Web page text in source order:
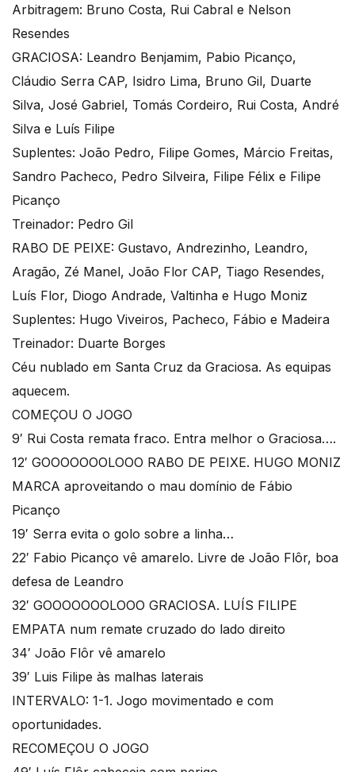
Arbitragem: Bruno Costa, Rui Cabral e Nelson
Resendes
GRACIOSA: Leandro Benjamim, Pabio Picanço,
Cláudio Serra CAP, Isidro Lima, Bruno Gil, Duarte
Silva, José Gabriel, Tomás Cordeiro, Rui Costa, André
Silva e Luís Filipe
Suplentes: João Pedro, Filipe Gomes, Márcio Freitas,
Sandro Pacheco, Pedro Silveira, Filipe Félix e Filipe
Picanço
Treinador: Pedro Gil
RABO DE PEIXE: Gustavo, Andrezinho, Leandro,
Aragão, Zé Manel, João Flor CAP, Tiago Resendes,
Luís Flor, Diogo Andrade, Valtinha e Hugo Moniz
Suplentes: Hugo Viveiros, Pacheco, Fábio e Madeira
Treinador: Duarte Borges
Céu nublado em Santa Cruz da Graciosa. As equipas
aquecem.
COMEÇOU O JOGO
9′ Rui Costa remata fraco. Entra melhor o Graciosa….
12′ GOOOOOOOLOOO RABO DE PEIXE. HUGO MONIZ
MARCA aproveitando o mau domínio de Fábio
Picanço
19′ Serra evita o golo sobre a linha…
22′ Fabio Picanço vê amarelo. Livre de João Flôr, boa
defesa de Leandro
32′ GOOOOOOOLOOO GRACIOSA. LUÍS FILIPE
EMPATA num remate cruzado do lado direito
34′ João Flôr vê amarelo
39′ Luis Filipe às malhas laterais
INTERVALO: 1-1. Jogo movimentado e com
oportunidades.
RECOMEÇOU O JOGO